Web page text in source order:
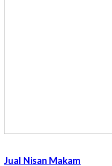
Jual Nisan Makam